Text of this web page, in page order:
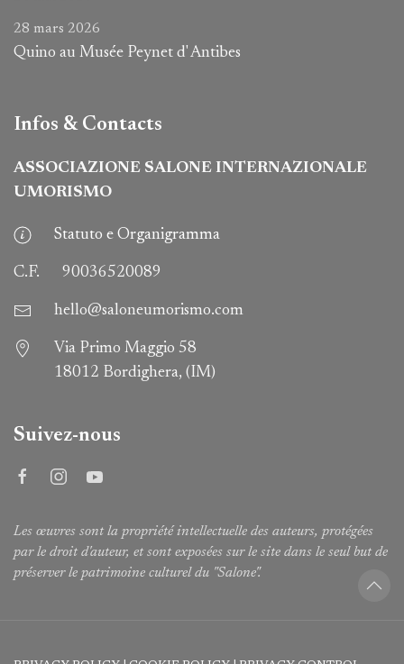
28 mars 2026
Quino au Musée Peynet d' Antibes
Infos & Contacts
ASSOCIAZIONE SALONE INTERNAZIONALE
UMORISMO
Statuto e Organigramma
C.F. 90036520089
hello@saloneumorismo.com
Via Primo Maggio 58
18012 Bordighera, (IM)
Suivez-nous
Les œuvres sont la propriété intellectuelle des auteurs, protégées
par le droit d'auteur, et sont exposées sur le site dans le seul but de
préserver le patrimoine culturel du "Salone".